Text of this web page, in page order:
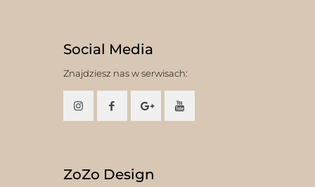
Social Media
Znajdziesz nas w serwisach:
ZoZo Design